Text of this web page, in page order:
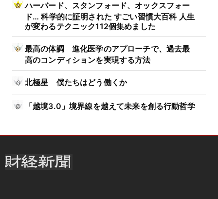
ハーバード、スタンフォード、オックスフォー
ド… 科学的に証明された すごい習慣大百科 人生
が変わるテクニック112個集めました
最高の体調 進化医学のアプローチで、過去最
高のコンディションを実現する方法
北極星 僕たちはどう働くか
「越境3.0」境界線を越えて未来を創る行動哲学